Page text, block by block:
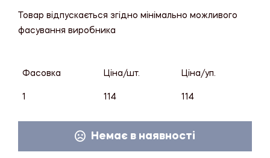
Товар відпускається згідно мінімально можливого
фасування виробника
Фасовка Ціна/шт. Ціна/уп.
1 114 114
Немає в наявності